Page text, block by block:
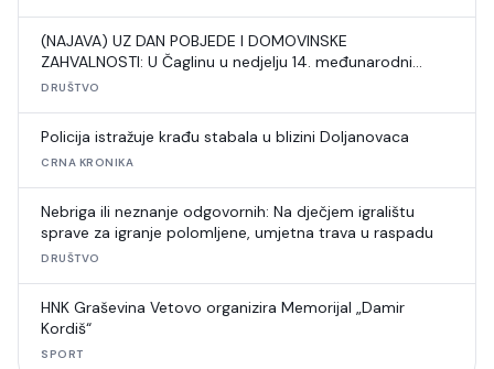
(NAJAVA) UZ DAN POBJEDE I DOMOVINSKE
ZAHVALNOSTI: U Čaglinu u nedjelju 14. međunarodni
šahovski turnir
DRUŠTVO
Policija istražuje krađu stabala u blizini Doljanovaca
CRNA KRONIKA
Nebriga ili neznanje odgovornih: Na dječjem igralištu
sprave za igranje polomljene, umjetna trava u raspadu
DRUŠTVO
HNK Graševina Vetovo organizira Memorijal „Damir
Kordiš“
SPORT